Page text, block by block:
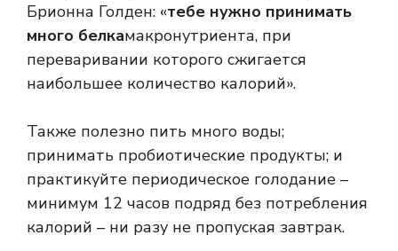
Брионна Голден: «тебе нужно принимать
много белкамакронутриента, при
переваривании которого сжигается
наибольшее количество калорий».
Также полезно пить много воды;
принимать пробиотические продукты; и
практикуйте периодическое голодание –
минимум 12 часов подряд без потребления
калорий – ни разу не пропуская завтрак.